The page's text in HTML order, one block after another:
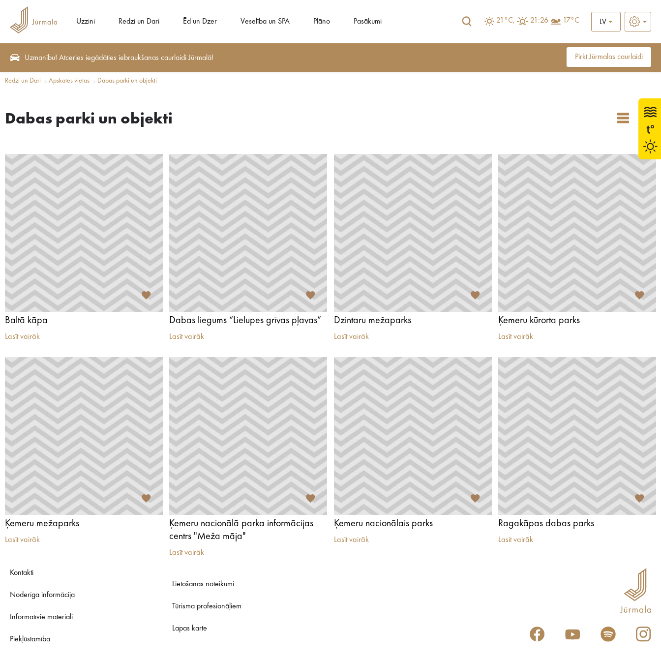
Uzzini Redzi un Dari Ēd un Dzer Veselība un SPA Plāno Pasākumi 21°C, 21:26 17°C LV
Uzmanību! Atceries iegādāties iebraukšanas caurlaidi Jūrmalā! Pirkt Jūrmalas caurlaidi
Redzi un Dari Apskates vietas Dabas parki un objekti
Dabas parki un objekti
Baltā kāpa
Lasīt vairāk
Dabas liegums “Lielupes grīvas pļavas”
Lasīt vairāk
Dzintaru mežaparks
Lasīt vairāk
Ķemeru kūrorta parks
Lasīt vairāk
Ķemeru mežaparks
Lasīt vairāk
Ķemeru nacionālā parka informācijas
centrs "Meža māja"
Lasīt vairāk
Ķemeru nacionālais parks
Lasīt vairāk
Ragakāpas dabas parks
Lasīt vairāk
Kontakti
Noderīga informācija
Informatīvie materiāli
Piekļūstamība
Lietošanas noteikumi
Tūrisma profesionāļiem
Lapas karte